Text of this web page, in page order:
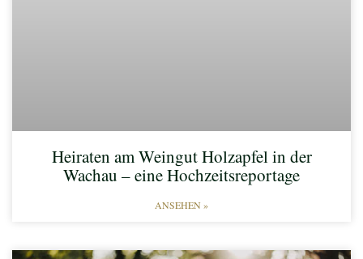
Heiraten am Weingut Holzapfel in der
Wachau – eine Hochzeitsreportage
ANSEHEN »